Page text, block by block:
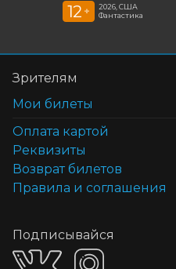
12 +
2026, США
Фантастика
Зрителям
Мои билеты
Оплата картой
Реквизиты
Возврат билетов
Правила и соглашения
Подписывайся